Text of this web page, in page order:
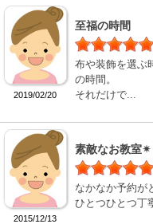
2019/02/20
至福の時間
布や装飾を選ぶ
の時間。
それだけで...
2015/12/13
素敵なお教室✴︎
なかなか予約が
ひとつひとつ丁